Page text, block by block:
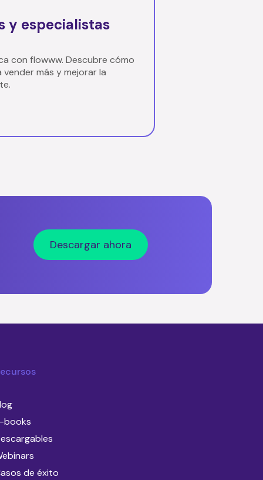
y especialistas
con flowww. Descubre cómo
vender más ymejorar la
e.
Descargar ahora
books
de éxito